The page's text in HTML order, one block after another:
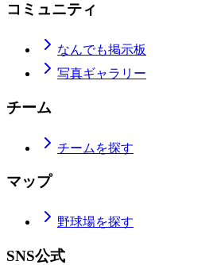
コミュニティ
なんでも掲示板
写真ギャラリー
チーム
チームを探す
マップ
野球場を探す
SNS公式